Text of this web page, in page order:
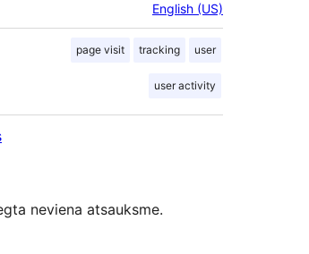
English (US)
page visit tracking user
user activity
neviena atsauksme.